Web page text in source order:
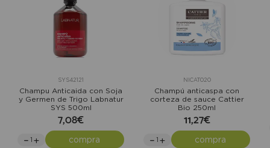
SYS42121
Champu Anticaida con Soja
y Germen de Trigo Labnatur
SYS 500ml
7,08€
compra
NICAT020
Champú anticaspa con
corteza de sauce Cattier
Bio 250ml
11,27€
compra